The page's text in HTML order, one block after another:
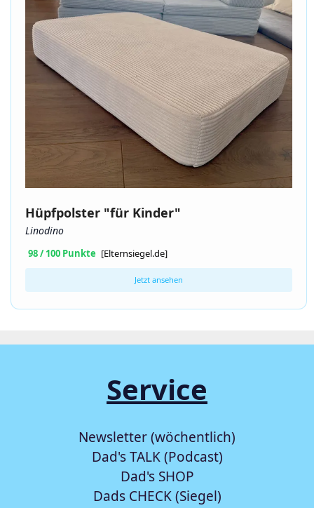
Hüpfpolster "für Kinder"
Linodino
98 / 100 Punkte [Elternsiegel.de]
Jetzt ansehen
Service
Newsletter (wöchentlich)
Dad's TALK (Podcast)
Dad's SHOP
Dads CHECK (Siegel)